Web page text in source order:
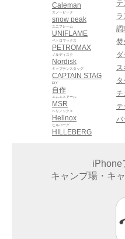
Caleman
snow peak
スノーピーク
UNIFLAME
ユニフレーム
PETROMAX
ペトロマックス
Nordisk
ノルディスク
CAPTAIN STAG
キャプテンスタッグ
自作
DIY
MSR
エムエスアール
Helinox
ヘリノックス
HILLEBERG
ヒルバーグ
テ
ラ
調
焚
ダ
ス
タ
チ
テ
バ
iPhone
キャンプ場・キ